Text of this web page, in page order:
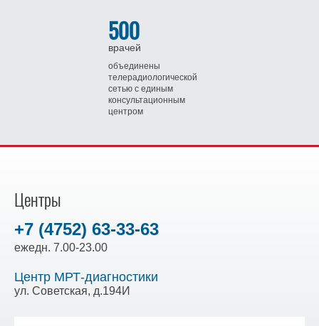
500
врачей
объединены
телерадиологической
сетью с единым
консультационным
центром
Центры
+7 (4752) 63-33-63
ежедн. 7.00-23.00
Центр МРТ-диагностики
ул. Советская, д.194И